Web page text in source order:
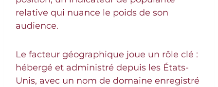
relative qui nuance le poids de son
audience.
Le facteur géographique joue un rôle clé :
hébergé et administré depuis les États-
Unis, avec un nom de domaine enregistré